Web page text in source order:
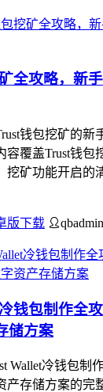
全攻略，新
钱包挖矿的新
容覆盖Trust钱包
挖矿功能开启的
版下载 qbadmin
钱包制作全
储方案
Wallet冷钱包制
产存储方案的完